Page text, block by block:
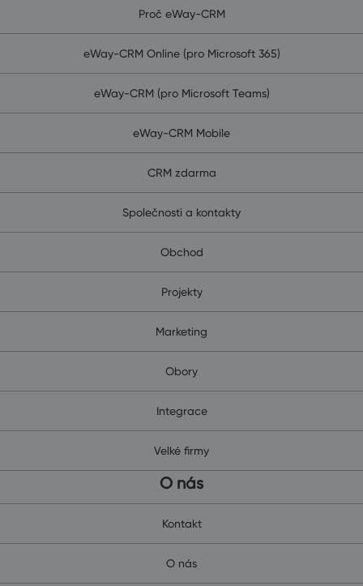
Proč eWay-CRM
eWay-CRM Online (pro Microsoft 365)
eWay-CRM (pro Microsoft Teams)
eWay-CRM Mobile
CRM zdarma
Společnosti a kontakty
Obchod
Projekty
Marketing
Obory
Integrace
Velké firmy
O nás
Kontakt
O nás